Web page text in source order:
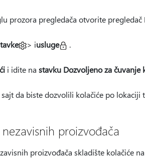
prozora pregledača otvorite pregledač
> iusluge .
i idite na stavku Dozvoljeno za čuvanje
sajt da biste dozvolili kolačiće po lokaciji
proizvođača
proizvođača skladište kolačiće